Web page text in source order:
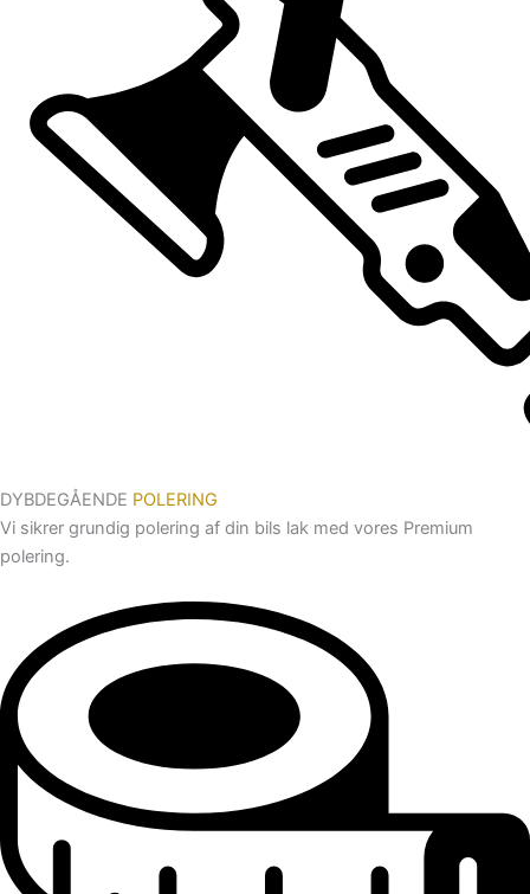
DYBDEGÅENDE POLERING
Vi sikrer grundig polering af din bils lak med vores Premium
polering.